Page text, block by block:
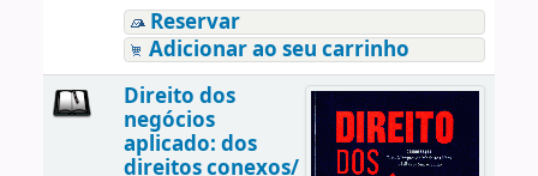
Reservar
Adicionar ao seu carrinho
Direito dos
negócios
aplicado: dos
direitos conexos/